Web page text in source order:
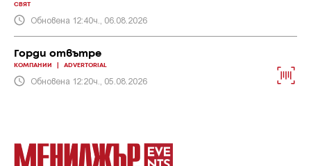
СВЯТ
Обновена 12:40ч., 06.08.2026
Горди отвътре
КОМПАНИИ ADVERTORIAL
Обновена 12:20ч., 05.08.2026